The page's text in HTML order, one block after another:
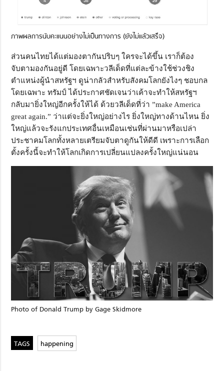
ภาพผลการนับคะแนนอย่างไม่เป็นทางการ (ยังไม่แล้วเสร็จ)
ส่วนคนไทยได้แต่มองตากันปริบๆ ใครจะได้ขึ้น เราก็ต้อง
จับตามองกันอยู่ดี โดยเฉพาะวลีเด็ดที่แต่ละข้างใช้ช่วงชิง
ตำแหน่งผู้นำสหรัฐฯ ดูน่ากลัวสำหรับสังคมโลกยังไงๆ ชอบกล
โดยเฉพาะ ทรัมป์ ได้ประกาศชัดเจนว่าเค้าจะทำให้สหรัฐฯ
กลับมายิ่งใหญ่อีกครั้งให้ได้ ด้วยวลีเด็ดที่ว่า ”make America
great again.” ว่าแต่จะยิ่งใหญ่อย่างไร ยิ่งใหญ่ทางด้านไหน ยิ่ง
ใหญ่แล้วจะรังแกประเทศอื่นเหมือนเช่นที่ผ่านมาหรือเปล่า
ประชาคมโลกทั้งหลายเตรียมจับตาดูกันให้ดีดี เพราะการเลือก
ตั้งครั้งนี้จะทำให้โลกเกิดการเปลี่ยนแปลงครั้งใหญ่แน่นอน
Photo of Donald Trump by Gage Skidmore
happening